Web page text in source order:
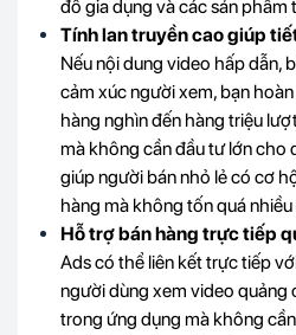
đồ gia dụng và các sản phẩm
Tính lan truyền cao giúp
Nếu nội dung video hấp dẫn,
cảm xúc người xem, bạn
hàng nghìn đến hàng triệu
mà không cần đầu tư lớn cho
giúp người bán nhỏ lẻ có cơ
hàng mà không tốn quá
Hỗ trợ bán hàng trực tiếp
Ads có thể liên kết trực tiếp
người dùng xem video quảng
trong ứng dụng mà không